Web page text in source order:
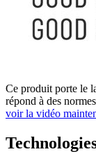
Ce produit porte le
répond à des
voir la vidéo